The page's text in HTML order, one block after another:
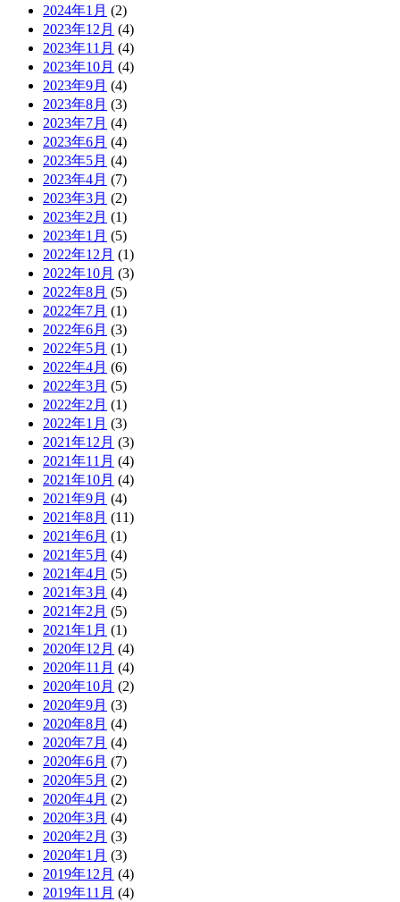
2024年1月 (2)
2023年12月 (4)
2023年11月 (4)
2023年10月 (4)
2023年9月 (4)
2023年8月 (3)
2023年7月 (4)
2023年6月 (4)
2023年5月 (4)
2023年4月 (7)
2023年3月 (2)
2023年2月 (1)
2023年1月 (5)
2022年12月 (1)
2022年10月 (3)
2022年8月 (5)
2022年7月 (1)
2022年6月 (3)
2022年5月 (1)
2022年4月 (6)
2022年3月 (5)
2022年2月 (1)
2022年1月 (3)
2021年12月 (3)
2021年11月 (4)
2021年10月 (4)
2021年9月 (4)
2021年8月 (11)
2021年6月 (1)
2021年5月 (4)
2021年4月 (5)
2021年3月 (4)
2021年2月 (5)
2021年1月 (1)
2020年12月 (4)
2020年11月 (4)
2020年10月 (2)
2020年9月 (3)
2020年8月 (4)
2020年7月 (4)
2020年6月 (7)
2020年5月 (2)
2020年4月 (2)
2020年3月 (4)
2020年2月 (3)
2020年1月 (3)
2019年12月 (4)
2019年11月 (4)